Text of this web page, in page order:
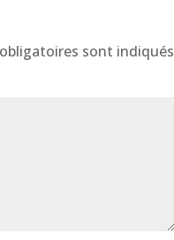
sont indiqués